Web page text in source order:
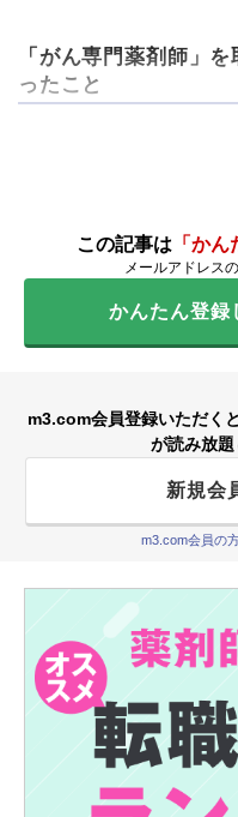
「がん専門薬剤師」
ったこと
この記事は 「かん
メールアドレス
かんたん登録
m3.com会員登録いただく
が読み放
新規会
m3.com会員の